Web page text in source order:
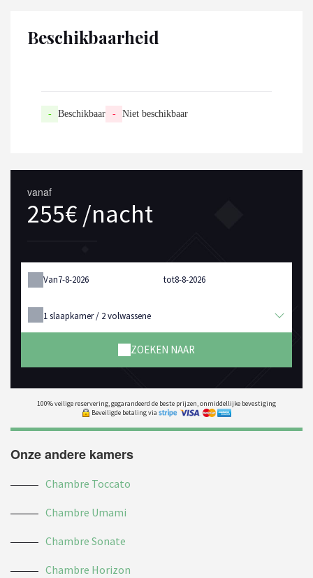
Beschikbaarheid
- Beschikbaar - Niet beschikbaar
vanaf
255€ /nacht
Van tot
1slaapkamer / 2volwassene
ZOEKEN NAAR
100% veilige reservering, gegarandeerd de beste prijzen, onmiddellijke bevestiging
Beveiligde betaling via
Onze andere kamers
Chambre Toccato
Chambre Umami
Chambre Sonate
Chambre Horizon